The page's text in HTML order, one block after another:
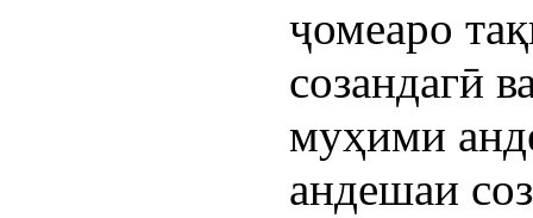
ҷомеаро
созандагӣ
муҳими
андешаи